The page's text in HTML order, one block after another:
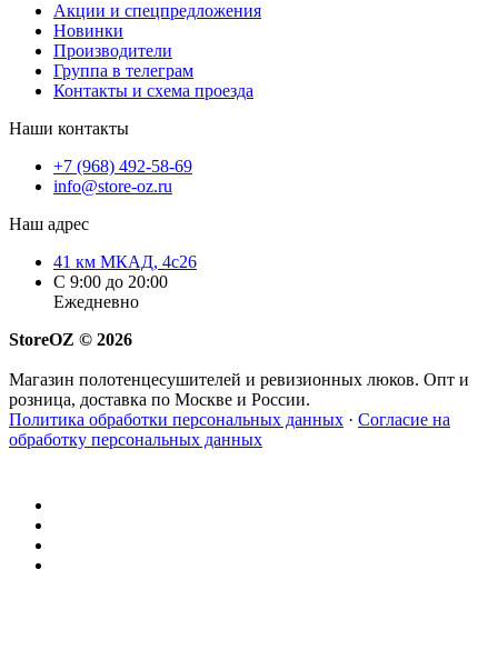
Акции и спецпредложения
Новинки
Производители
Группа в телеграм
Контакты и схема проезда
Наши контакты
+7 (968) 492-58-69
info@store-oz.ru
Наш адрес
41 км МКАД, 4с26
C 9:00 до 20:00
Ежедневно
StoreOZ © 2026
Магазин полотенцесушителей и ревизионных люков. Опт и
розница, доставка по Москве и России.
Политика обработки персональных данных · Согласие на
обработку персональных данных